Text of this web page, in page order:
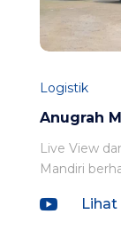
Anugrah
Logistik
Live View
Mandiri
 Lihat